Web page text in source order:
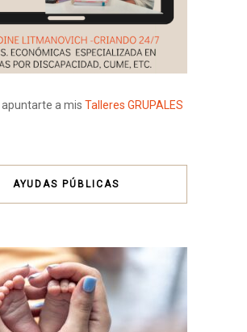
a mis Talleres GRUPALES
AYUDAS PÚBLICAS